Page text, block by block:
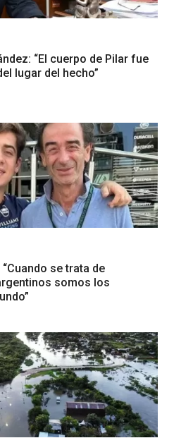
“El cuerpo de Pilar fue
lugar del hecho”
se trata de
somos los